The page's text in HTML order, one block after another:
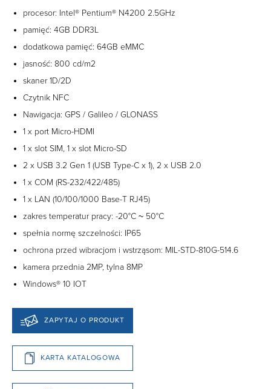
procesor: Intel® Pentium® N4200 2.5GHz
pamięć: 4GB DDR3L
dodatkowa pamięć: 64GB eMMC
jasność: 800 cd/m2
skaner 1D/2D
Czytnik NFC
Nawigacja: GPS / Galileo / GLONASS
1 x port Micro-HDMI
1 x slot SIM, 1 x slot Micro-SD
2 x USB 3.2 Gen 1 (USB Type-C x 1), 2 x USB 2.0
1 x COM (RS-232/422/485)
1 x LAN (10/100/1000 Base-T RJ45)
zakres temperatur pracy: -20°C ~ 50°C
spełnia normę szczelności: IP65
ochrona przed wibracjom i wstrząsom: MIL-STD-810G-514.6
kamera przednia 2MP, tylna 8MP
Windows® 10 IOT
ZAPYTAJ O PRODUKT
KARTA KATALOGOWA